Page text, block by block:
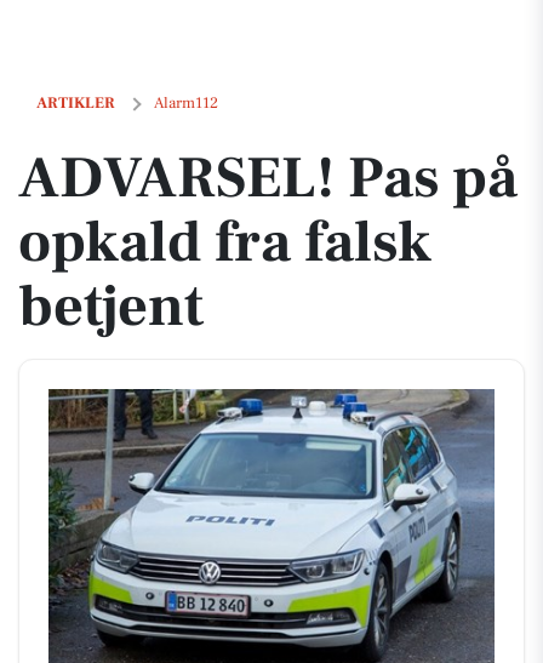
ARTIKLER Alarm112
ADVARSEL! Pas på opkald fra falsk betjent
ADVARSEL! Pas på
opkald fra falsk
betjent